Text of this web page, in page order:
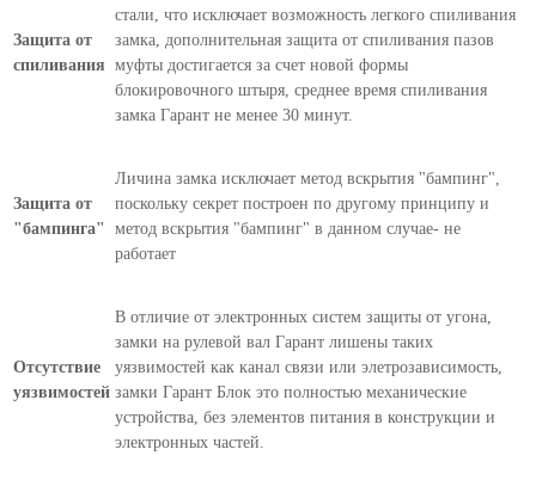
Защита от
спиливания
стали, что исключает возможность легкого спиливания
замка, дополнительная защита от спиливания пазов
муфты достигается за счет новой формы
блокировочного штыря, среднее время спиливания
замка Гарант не менее 30 минут.
Защита от
"бампинга"
Личина замка исключает метод вскрытия "бампинг",
поскольку секрет построен по другому принципу и
метод вскрытия "бампинг" в данном случае- не
работает
Отсутствие
уязвимостей
В отличие от электронных систем защиты от угона,
замки на рулевой вал Гарант лишены таких
уязвимостей как канал связи или элетрозависимость,
замки Гарант Блок это полностью механические
устройства, без элементов питания в конструкции и
электронных частей.